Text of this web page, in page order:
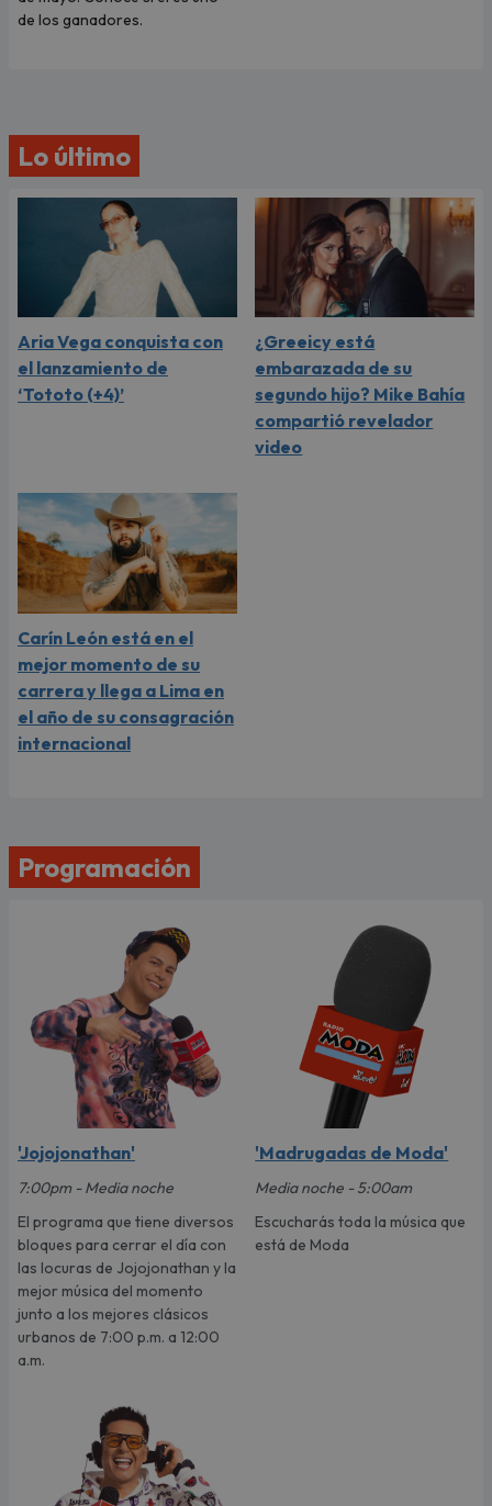
de los ganadores.
Lo último
Aria Vega conquista con
el lanzamiento de
‘Tototo (+4)’
¿Greeicy está
embarazada de su
segundo hijo? Mike Bahía
compartió revelador
video
Carín León está en el
mejor momento de su
carrera y llega a Lima en
el año de su consagración
internacional
Programación
'Jojojonathan'
7:00pm - Media noche
El programa que tiene diversos
bloques para cerrar el día con
las locuras de Jojojonathan y la
mejor música del momento
junto a los mejores clásicos
urbanos de 7:00 p.m. a 12:00
a.m.
'Madrugadas de Moda'
Media noche - 5:00am
Escucharás toda la música que
está de Moda